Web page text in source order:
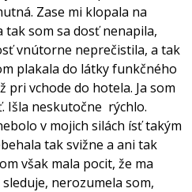
Zase mi klopala na
tak som sa dosť nenapila,
vnútorne neprečistila, a tak
plakala do látky funkčného
pri vchode do hotela. Ja som
Išla neskutočne rýchlo.
v mojich silách ísť takým
tak svižne a ani tak
však mala pocit, že ma
nerozumela som,